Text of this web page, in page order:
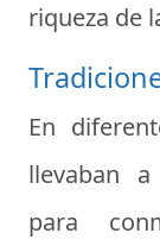
riqueza de
En
llevaban
para